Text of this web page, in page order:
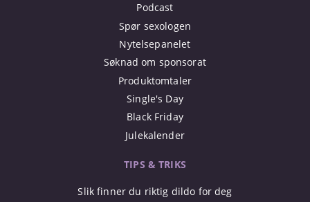
Podcast
Spør sexologen
Nytelsepanelet
Søknad om sponsorat
Produktomtaler
Single's Day
Black Friday
Julekalender
TIPS & TRIKS
Slik finner du riktig dildo for deg